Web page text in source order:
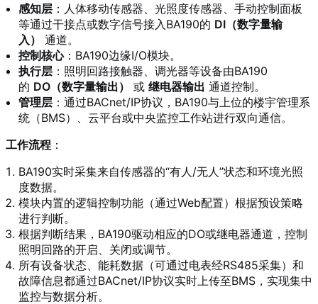
感知层 ：人体移动传感器、光照度传感器、手动控制面板
等通过干接点或数字信号接入BA190的 DI（数字量输
入）
通道。
控制核心：BA190边缘I/O模块。
执行层 ：照明回路接触器、调光器等设备由BA190
的 DO（数字量输出） 或 继电器输出 通道控制。
管理层 ：通过BACnet/IP协议，BA190与上位的楼宇管理系
统（BMS）、云平台或中央监控工作站进行双向通信。
工作流程 ：
BA190实时采集来自传感器的“有人/无人”状态和环境光照
度数据。
模块内置的逻辑控制功能（通过Web配置）根据预设策略
进行判断。
根据判断结果，BA190驱动相应的DO或继电器通道，控制
照明回路的开启、关闭或调节。
所有设备状态、能耗数据（可通过电表经RS485采集）和
故障信息都通过BACnet/IP协议实时上传至BMS，实现集中
监控与数据分析。